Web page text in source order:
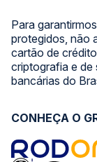
Para
protegidos, não
cartão de
criptografia e de
bancárias do
CONHEÇA O